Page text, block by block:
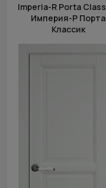
Imperia-R Porta
Империя-Р Порта
Классик